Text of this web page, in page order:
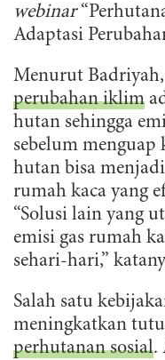
webinar
Adaptasi
Menurut
perubahan iklim
hutan sehingga
sebelum menguap
hutan bisa
rumah kaca yang
“Solusi lain yang
emisi gas rumah
sehari-hari,”
Salah satu
meningkatkan
perhutanan sosial.